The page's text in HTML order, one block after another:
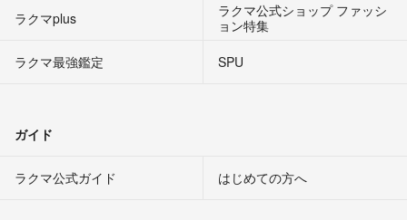
ラクマplus
ラクマ公式ショップ ファッシ
ョン特集
ラクマ最強鑑定
SPU
ガイド
ラクマ公式ガイド はじめての方へ